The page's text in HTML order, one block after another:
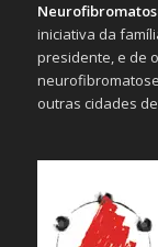
iniciativa da
presidente, e de
outras cidades